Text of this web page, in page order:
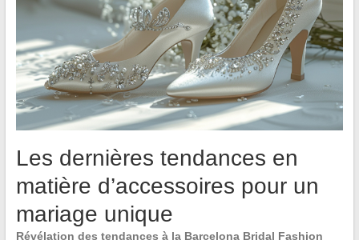
Les dernières tendances en
matière d’accessoires pour un
mariage unique
Révélation des tendances à la Barcelona Bridal Fashion